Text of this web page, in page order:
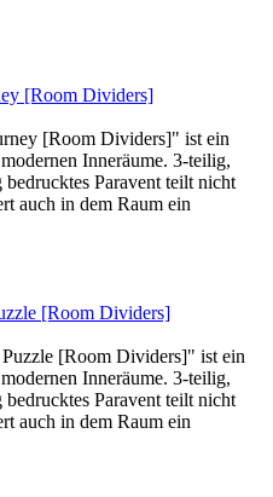
[Room Dividers]
[Room Dividers]" ist ein
Inneräume. 3-teilig,
Paravent teilt nicht
auch in dem Raum ein
[Room Dividers]
[Room Dividers]" ist ein
Inneräume. 3-teilig,
Paravent teilt nicht
auch in dem Raum ein